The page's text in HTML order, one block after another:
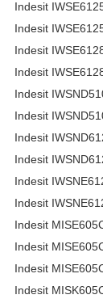
Indesit
Indesit
Indesit
Indesit
Indesit
Indesit
Indesit
Indesit
Indesit
Indesit
Indesit
Indesit
Indesit
Indesit